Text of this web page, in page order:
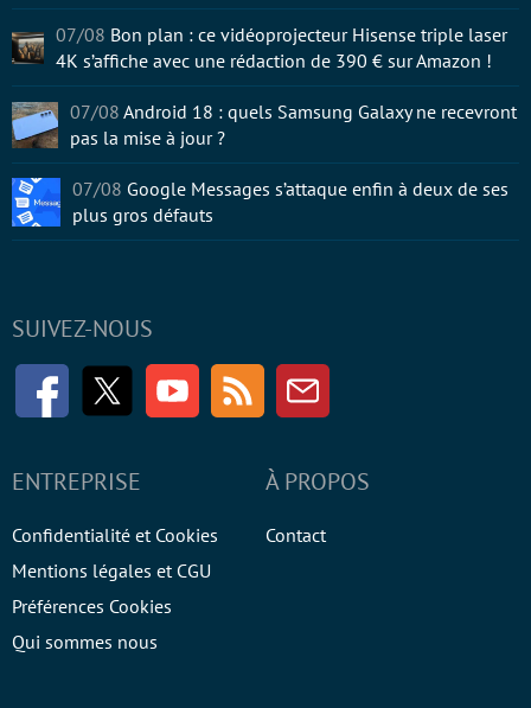
SUIVEZ-NOUS
FacebookTwitter Youtube RSS Newsletter
ENTREPRISE
Confidentialité et Cookies
Mentions légales et CGU
Préférences Cookies
Qui sommes nous
À PROPOS
Contact
07/08 Bon plan : ce vidéoprojecteur Hisense triple laser
4K s’affiche avec une rédaction de 390 € sur Amazon !
07/08 Android 18 : quels Samsung Galaxy ne recevront
pas la mise à jour ?
07/08 Google Messages s’attaque enfin à deux de ses
plus gros défauts